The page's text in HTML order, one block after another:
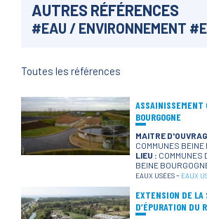
AUTRES RÉFÉRENCES
#EAU / ENVIRONNEMENT #
Toutes les références
ASSAINISSEMENT
BOURGOGNE
MAITRE
COMMUNES BEINE
LIEU : COMMUNES
BEINE
EAUX USÉES- EAUX
EXTENSION DE LA
D’ÉPURATION DU